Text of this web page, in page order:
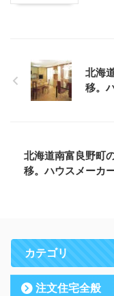
北海
移。
北海道南富良野町
移。ハウスメーカ
カテゴリ
注文住宅全般